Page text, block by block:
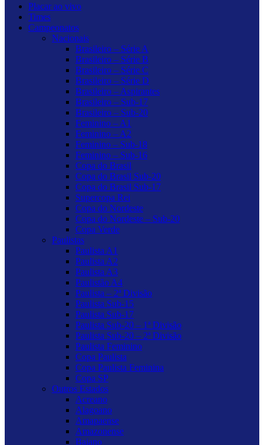
Placar ao vivo
Times
Campeonatos
Nacionais
Brasileiro – Série A
Brasileiro – Série B
Brasileiro – Série C
Brasileiro – Série D
Brasileiro – Aspirantes
Brasileiro – Sub-17
Brasileiro – Sub-20
Feminino – A1
Feminino – A2
Feminino – Sub-18
Feminino – Sub-16
Copa do Brasil
Copa do Brasil Sub-20
Copa do Brasil Sub-17
Supercopa Rei
Copa do Nordeste
Copa do Nordeste – Sub-20
Copa Verde
Paulistas
Paulista A1
Paulista A2
Paulista A3
Paulistão A4
Paulista – 2ª Divisão
Paulista Sub-15
Paulista Sub-17
Paulista Sub-20 – 1ª Divisão
Paulista Sub-20 – 2ª Divisão
Paulista Feminino
Copa Paulista
Copa Paulista Feminina
Copa SP
Outros Estados
Acreano
Alagoano
Amapaense
Amazonense
Baiano